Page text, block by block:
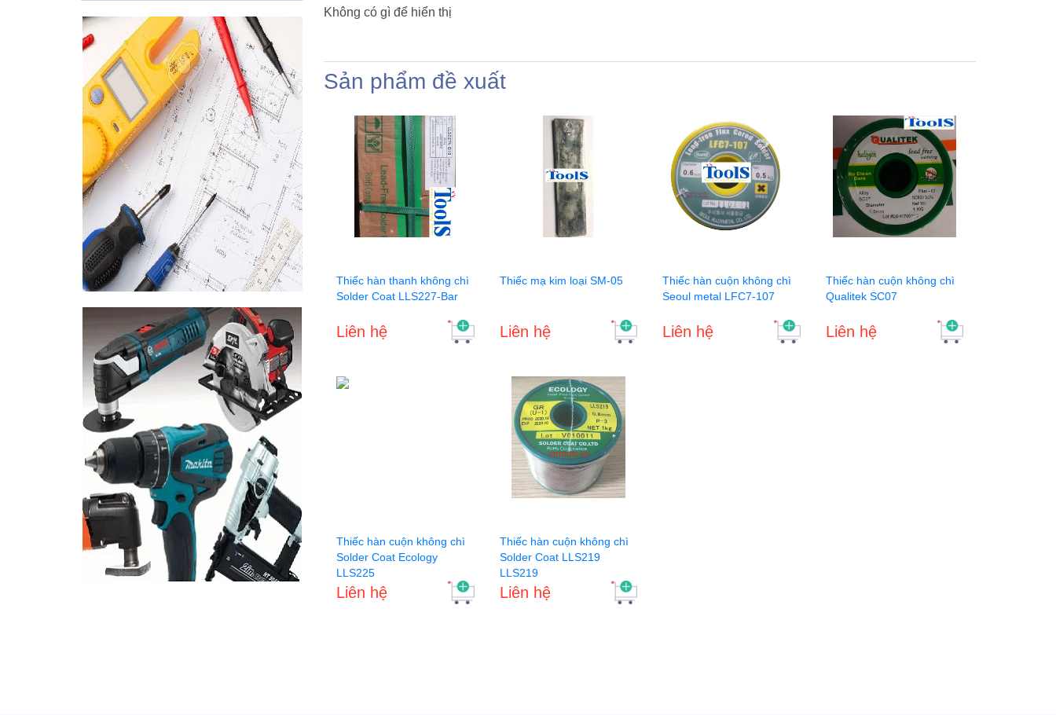
Không có gì để hiển thị
Sản phẩm đề xuất
Thiếc hàn thanh không chì
Solder Coat LLS227-Bar
Liên hệ
Thiếc mạ kim loại SM-05
Liên hệ
Thiếc hàn cuộn không chì
Seoul metal LFC7-107
Liên hệ
Thiếc hàn cuộn không chì
Qualitek SC07
Liên hệ
Thiếc hàn cuộn không chì
Solder Coat Ecology
LLS225
Liên hệ
Thiếc hàn cuộn không chì
Solder Coat LLS219
LLS219
Liên hệ